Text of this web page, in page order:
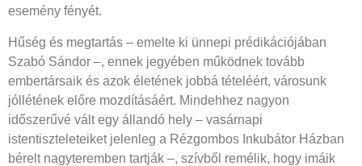
esemény fényét.
Hűség és megtartás – emelte ki ünnepi prédikációjában
Szabó Sándor –, ennek jegyében működnek tovább
embertársaik és azok életének jobbá tételéért, városunk
jóllétének előre mozdításáért. Mindehhez nagyon
időszerűvé vált egy állandó hely – vasárnapi
istentiszteleteiket jelenleg a Rézgombos Inkubátor Házban
bérelt nagyteremben tartják –, szívből remélik, hogy imáik